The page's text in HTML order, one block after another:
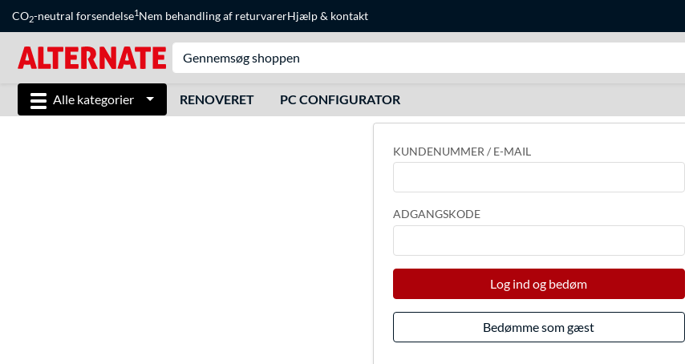
CO2-neutral forsendelse1Nem behandling af returvarerHjælp& kontakt
Alle kategorier RENOVERET PC CONFIGURATOR
KUNDENUMMER / E-MAIL
ADGANGSKODE
Log ind og bedøm
Bedømme som gæst